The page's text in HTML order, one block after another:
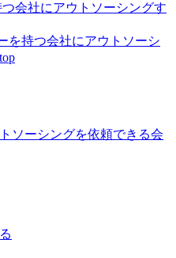
つ会社にアウトソーシングす
を持つ会社にアウトソーシ
ソーシングを依頼できる会